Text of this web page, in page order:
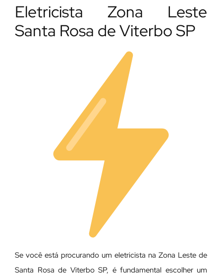
Eletricista Zona Leste
Santa Rosa de Viterbo SP
Se você está procurando um eletricista na Zona Leste de
Santa Rosa de Viterbo SP, é fundamental escolher um